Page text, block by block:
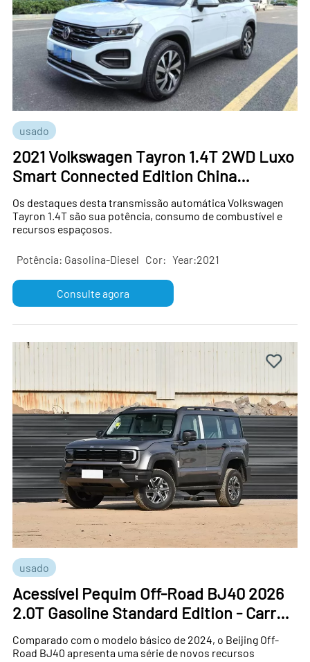
usado
2021 Volkswagen Tayron 1.4T 2WD Luxo
Smart Connected Edition China
Exportação de carros usados
Os destaques desta transmissão automática Volkswagen
Tayron 1.4T são sua potência, consumo de combustível e
recursos espaçosos.
Potência: Gasolina-Diesel Cor: Year:2021
Consulte agora
usado
Acessível Pequim Off-Road BJ40 2026
2.0T Gasoline Standard Edition - Carro
usado altamente econômico
Comparado com o modelo básico de 2024, o Beijing Off-
Road BJ40 apresenta uma série de novos recursos